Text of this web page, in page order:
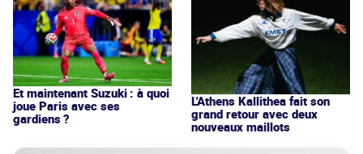
Et maintenant Suzuki : à quoi
joue Paris avec ses
gardiens ?
L'Athens Kallithea fait son
grand retour avec deux
nouveaux maillots